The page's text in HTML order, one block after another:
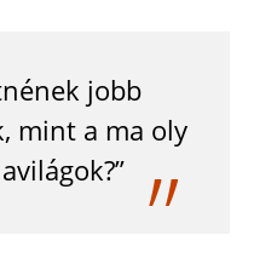
jobb
mint a ma oly